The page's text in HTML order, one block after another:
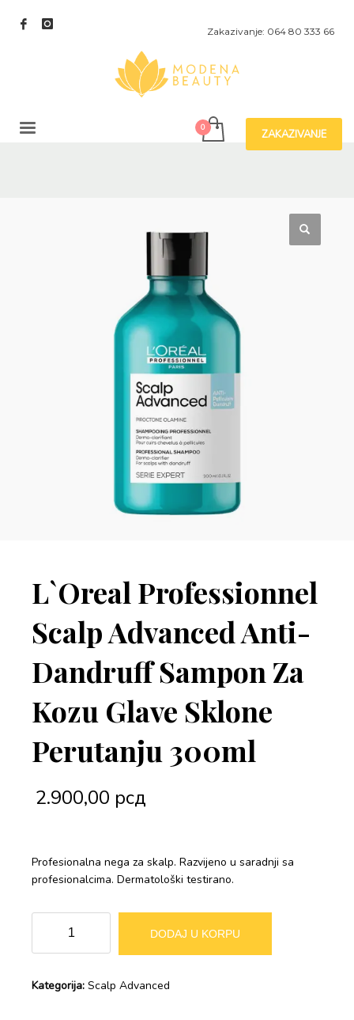
Zakazivanje: 064 80 333 66
ZAKAZIVANJE
L`Oreal Professionnel
Scalp Advanced Anti-
Dandruff Sampon Za
Kozu Glave Sklone
Perutanju 300ml
2.900,00 рсд
Profesionalna nega za skalp. Razvijeno u saradnji sa
profesionalcima. Dermatološki testirano.
Professionnel
Scalp
Anti-
DODAJ U KORPU
Kategorija: Scalp Advanced